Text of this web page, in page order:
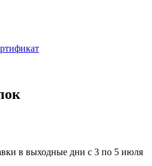
в выходные дни с 3 по 5 июля